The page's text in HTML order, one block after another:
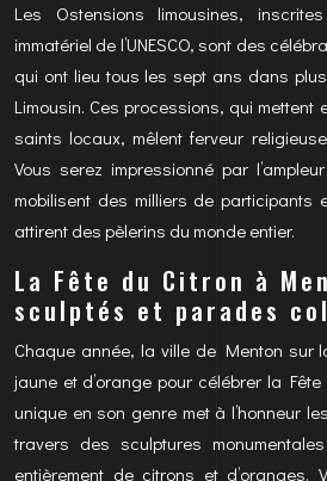
Les Ostensions limousines,
immatériel de l’UNESCO, sont des
qui ont lieu tous les sept ans dans
Limousin. Ces processions, qui
saints locaux, mêlent ferveur
Vous serez impressionné par
mobilisent des milliers de participants
attirent des pèlerins du monde entier.
La Fête du Citron à
sculptés et parades
Chaque année, la ville de Menton sur
jaune et d’orange pour célébrer la
unique en son genre met à l’honneur
travers des sculptures
entièrement de citrons et d’oranges.